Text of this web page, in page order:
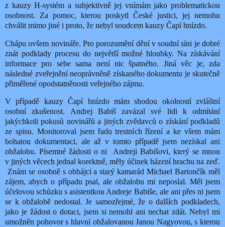
z kauzy H-systém a subjektivně jej vnímám jako problematickou
osobnost. Za pomoc, kterou poskytl České justici, jej nemohu
chválit mimo jiné i proto, že nebyl soudcem kauzy Čapí hnízdo.
Chápu ovšem novináře. Pro porozumění dění v soudní síni je dobré
znát podklady procesu do největší možné hloubky. Na získávání
informace pro sebe sama není nic špatného. Jiná věc je, zda
následné zveřejnění neoprávněně získaného dokumentu je skutečně
přiměřené opodstatněnosti veřejného zájmu.
V případě kauzy Čapí hnízdo mám shodou okolností zvláštní
osobní zkušenost. Andrej Babiš zavázal své lidi k odmítání
jakýchkoli pokusů novinářů a jiných zvědavců o získání podkladů
ze spisu. Monitoroval jsem řadu trestních řízení a ke všem mám
bohatou dokumentaci, ale až v tomto případě jsem nezískal ani
obžalobu. Písemné žádosti o ni
Andreji Babišovi, který se mnou
v jiných věcech jednal korektně, měly účinek házení hrachu na zeď.
Znám se osobně s obhájci a starý kamarád Michael Bartončík měl
zájem, abych o případu psal, ale obžalobu mi neposlal. Měl jsem
účelovou schůzku s asistentkou Andreje Babiše, ale ani přes ni jsem
se k obžalobě nedostal. Je samozřejmé, že o dalších podkladech,
jako je žádost o dotaci, jsem si nemohl ani nechat zdát. Nebyl mi
umožněn pohovor s hlavní obžalovanou Janou Nagyovou, s kterou